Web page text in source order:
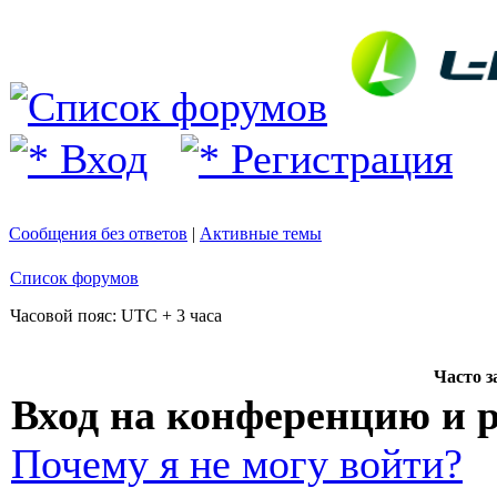
Вход Регистрация
Сообщения без ответов | Активные темы
Список форумов
Часовой пояс: UTC + 3 часа
Часто
Вход на конференцию и
Почему я не могу войти?